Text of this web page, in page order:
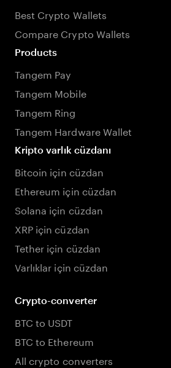
Best Crypto Wallets
Compare Crypto Wallets
Products
Tangem Pay
Tangem Mobile
Tangem Ring
Tangem Hardware Wallet
Kripto varlık cüzdanı
Bitcoin için cüzdan
Ethereum için cüzdan
Solana için cüzdan
XRP için cüzdan
Tether için cüzdan
Varlıklar için cüzdan
Crypto-converter
BTC to USDT
BTC to Ethereum
All crypto converters